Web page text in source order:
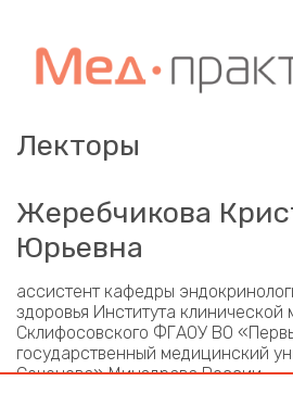
Лекторы
Жеребчикова
Юрьевна
ассистент кафедры
здоровья Института
Склифосовского ФГАОУ ВО
государственный медицинский
Сеченова» Минздрава России